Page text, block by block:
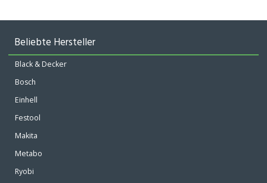
Beliebte Hersteller
Black & Decker
Bosch
Einhell
Festool
Makita
Metabo
Ryobi